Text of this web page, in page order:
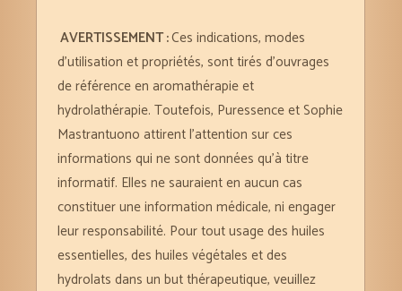
AVERTISSEMENT:Ces indications, modes
d’utilisation et propriétés, sont tirés d’ouvrages
de référence en aromathérapie et
hydrolathérapie. Toutefois, Puressence et Sophie
Mastrantuono attirent l’attention sur ces
informations qui ne sont données qu’à titre
informatif. Elles ne sauraient en aucun cas
constituer une information médicale, ni engager
leur responsabilité. Pour tout usage des huiles
essentielles, des huiles végétales et des
hydrolats dans un but thérapeutique, veuillez